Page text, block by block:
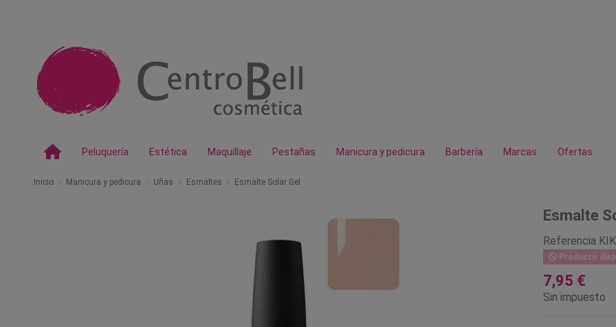
Peluquería Estética Maquillaje Pestañas Manicura y pedicura Barbería Marcas Ofertas
Inicio Manicura y pedicura Uñas Esmaltes Esmalte Solar Gel
Esmalte
Referencia
Producto
7,95 €
Sin impuesto